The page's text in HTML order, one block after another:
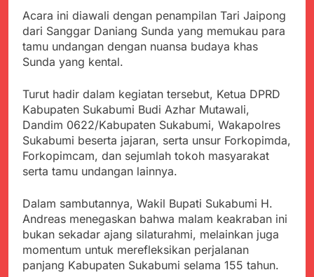
Angkat Bicara
Satgas Yonif 310/KK
Lakukan Pengecatan
Dan Pembenahan
Juli 21, 2024
Kadinkes kab. Sukabumi
Angkat Bicara Terkait
oleh Puskesmas
Diduga Pembelian Obat
oleh Puskesmas di
Kab. Sukabumi yang
akan Kadaluarsa.
Juli 20, 2024
Tunjukan
Perhatiannya, Satgas
Yonif 310/KK Berikan
Bantuan Duka Cita
Juli 20, 2024
Polda Jabar Beberkan
Perkembangan
Terbaru Kasus Dago
Elos
Juli 20, 2024
Kejaksaan Negeri Kab
Sukabumi didesak usut
Tuntas Dugaan
penyelewengan
Juli 19, 2024
Acara ini diawali dengan penampilan Tari Jaipong
dari Sanggar Daniang Sunda yang memukau para
tamu undangan dengan nuansa budaya khas
Sunda yang kental.
Turut hadir dalam kegiatan tersebut, Ketua DPRD
Kabupaten Sukabumi Budi Azhar Mutawali,
Dandim 0622/Kabupaten Sukabumi, Wakapolres
Sukabumi beserta jajaran, serta unsur Forkopimda,
Forkopimcam, dan sejumlah tokoh masyarakat
serta tamu undangan lainnya.
Dalam sambutannya, Wakil Bupati Sukabumi H.
Andreas menegaskan bahwa malam keakraban ini
bukan sekadar ajang silaturahmi, melainkan juga
momentum untuk merefleksikan perjalanan
panjang Kabupaten Sukabumi selama 155 tahun.